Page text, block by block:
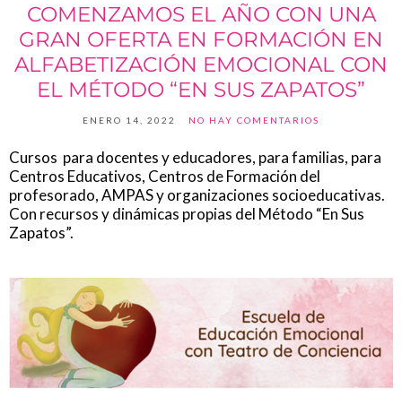
COMENZAMOS EL AÑO CON UNA
GRAN OFERTA EN FORMACIÓN EN
ALFABETIZACIÓN EMOCIONAL CON
EL MÉTODO “EN SUS ZAPATOS”
ENERO 14, 2022 NO HAY COMENTARIOS
Cursos para docentes y educadores, para familias, para
Centros Educativos, Centros de Formación del
profesorado, AMPAS y organizaciones socioeducativas.
Con recursos y dinámicas propias del Método “En Sus
Zapatos”.